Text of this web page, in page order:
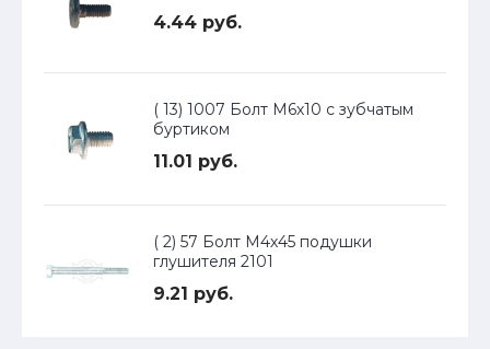
4.44 руб.
( 13) 1007 Болт М6х10 с зубчатым
буртиком
11.01 руб.
( 2) 57 Болт М4х45 подушки
глушителя 2101
9.21 руб.